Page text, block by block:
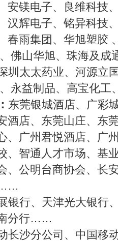
安镁电子、良维科技
汉辉电子、铭异科技
春雨集团、华旭塑胶
佛山华旭、珠海及
圳太太药业、河源立
永益制品、高宝化
东莞银城酒店、广彩
酒店、东莞山庄、东
、广州君悦酒店、广
、智通人才市场、基
、公明台商协会、长
……
银行、天津光大银行
分行……
长沙分公司、中国移